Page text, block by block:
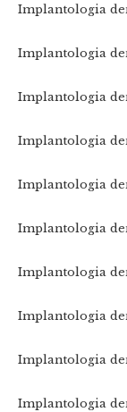
Implantologia
Implantologia
Implantologia
Implantologia
Implantologia
Implantologia
Implantologia
Implantologia
Implantologia
Implantologia